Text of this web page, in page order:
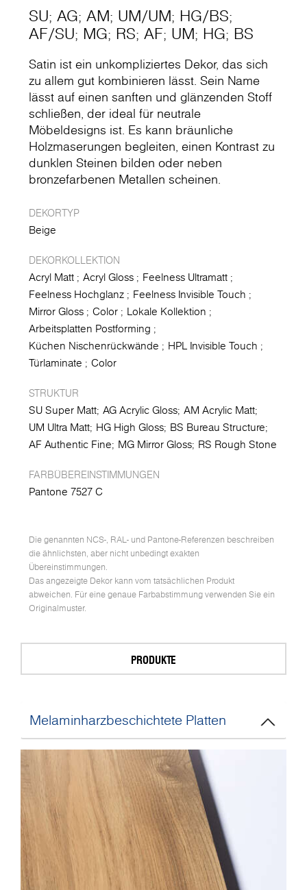
SU; AG; AM; UM/UM; HG/BS;
AF/SU; MG; RS; AF; UM; HG; BS
Satin ist ein unkompliziertes Dekor, das sich
zu allem gut kombinieren lässt. Sein Name
lässt auf einen sanften und glänzenden Stoff
schließen, der ideal für neutrale
Möbeldesigns ist. Es kann bräunliche
Holzmaserungen begleiten, einen Kontrast zu
dunklen Steinen bilden oder neben
bronzefarbenen Metallen scheinen.
DEKORTYP
Beige
DEKORKOLLEKTION
Acryl Matt Acryl Gloss
Feelness Ultramatt
Feelness Hochglanz
Feelness Invisible Touch
Mirror Gloss
Color
Lokale Kollektion
Arbeitsplatten Postforming
Küchen Nischenrückwände
HPL Invisible Touch
Türlaminate
Color
STRUKTUR
SU Super Matt AG Acrylic Gloss AM Acrylic Matt
UM Ultra Matt HG High Gloss BS Bureau Structure
AF Authentic Fine MG Mirror Gloss RS Rough Stone
FARBÜBEREINSTIMMUNGEN
Pantone 7527 C
Die genannten NCS-, RAL- und Pantone-Referenzen beschreiben
die ähnlichsten, aber nicht unbedingt exakten
Übereinstimmungen.
Das angezeigte Dekor kann vom tatsächlichen Produkt
abweichen. Für eine genaue Farbabstimmung verwenden Sie ein
Originalmuster.
PRODUKTE
Melaminharzbeschichtete Platten